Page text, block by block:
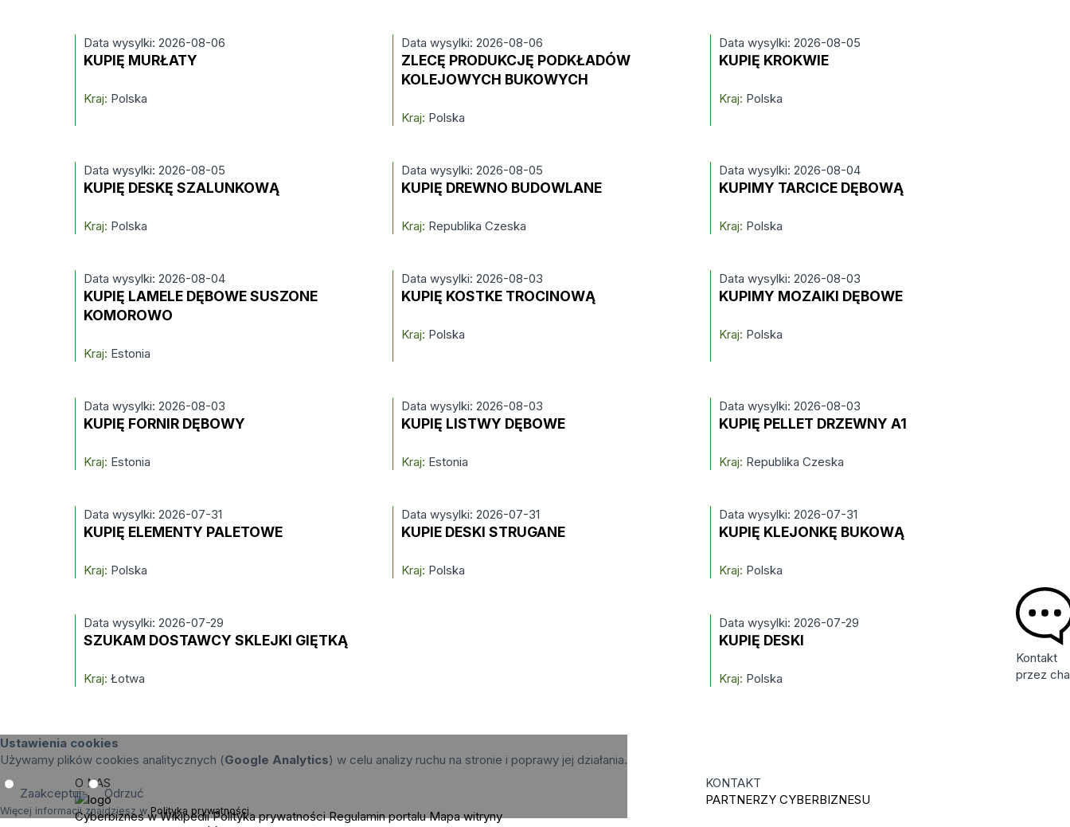
Data wysylki: 2026-08-06
KUPIĘ MURŁATY
Kraj: Polska
Data wysylki: 2026-08-06
ZLECĘ PRODUKCJĘ PODKŁADÓW
KOLEJOWYCH BUKOWYCH
Kraj: Polska
Data wysylki: 2026-08-05
KUPIĘ KROKWIE
Kraj: Polska
Data wysylki: 2026-08-05
KUPIĘ DESKĘ SZALUNKOWĄ
Kraj: Polska
Data wysylki: 2026-08-05
KUPIĘ DREWNO BUDOWLANE
Kraj: Republika Czeska
Data wysylki: 2026-08-04
KUPIMY TARCICE DĘBOWĄ
Kraj: Polska
Data wysylki: 2026-08-04
KUPIĘ LAMELE DĘBOWE SUSZONE
KOMOROWO
Kraj: Estonia
Data wysylki: 2026-08-03
KUPIĘ KOSTKE TROCINOWĄ
Kraj: Polska
Data wysylki: 2026-08-03
KUPIMY MOZAIKI DĘBOWE
Kraj: Polska
Data wysylki: 2026-08-03
KUPIĘ FORNIR DĘBOWY
Kraj: Estonia
Data wysylki: 2026-08-03
KUPIĘ LISTWY DĘBOWE
Kraj: Estonia
Data wysylki: 2026-08-03
KUPIĘ PELLET DRZEWNY A1
Kraj: Republika Czeska
Data wysylki: 2026-07-31
KUPIĘ ELEMENTY PALETOWE
Kraj: Polska
Data wysylki: 2026-07-31
KUPIE DESKI STRUGANE
Kraj: Polska
Data wysylki: 2026-07-31
KUPIĘ KLEJONKĘ BUKOWĄ
Kraj: Polska
Data wysylki: 2026-07-29
SZUKAM DOSTAWCY SKLEJKI GIĘTKĄ
Kraj: Łotwa
Data wysylki: 2026-07-29
KUPIĘ DESKI
Kraj: Polska
Kontakt
przez
Ustawienia cookies
Używamy plików cookies analitycznych (Google Analytics) w celu analizy ruchu na stronie i poprawy jej działania.
Zaakceptuj Odrzuć
Więcej informacji znajdziesz w Polityka prywatności.
O NAS
Cyberbiznes w Wikipedii Polityka prywatności Regulamin portalu Mapa witryny
KONTAKT
PARTNERZY CYBERBIZNESU